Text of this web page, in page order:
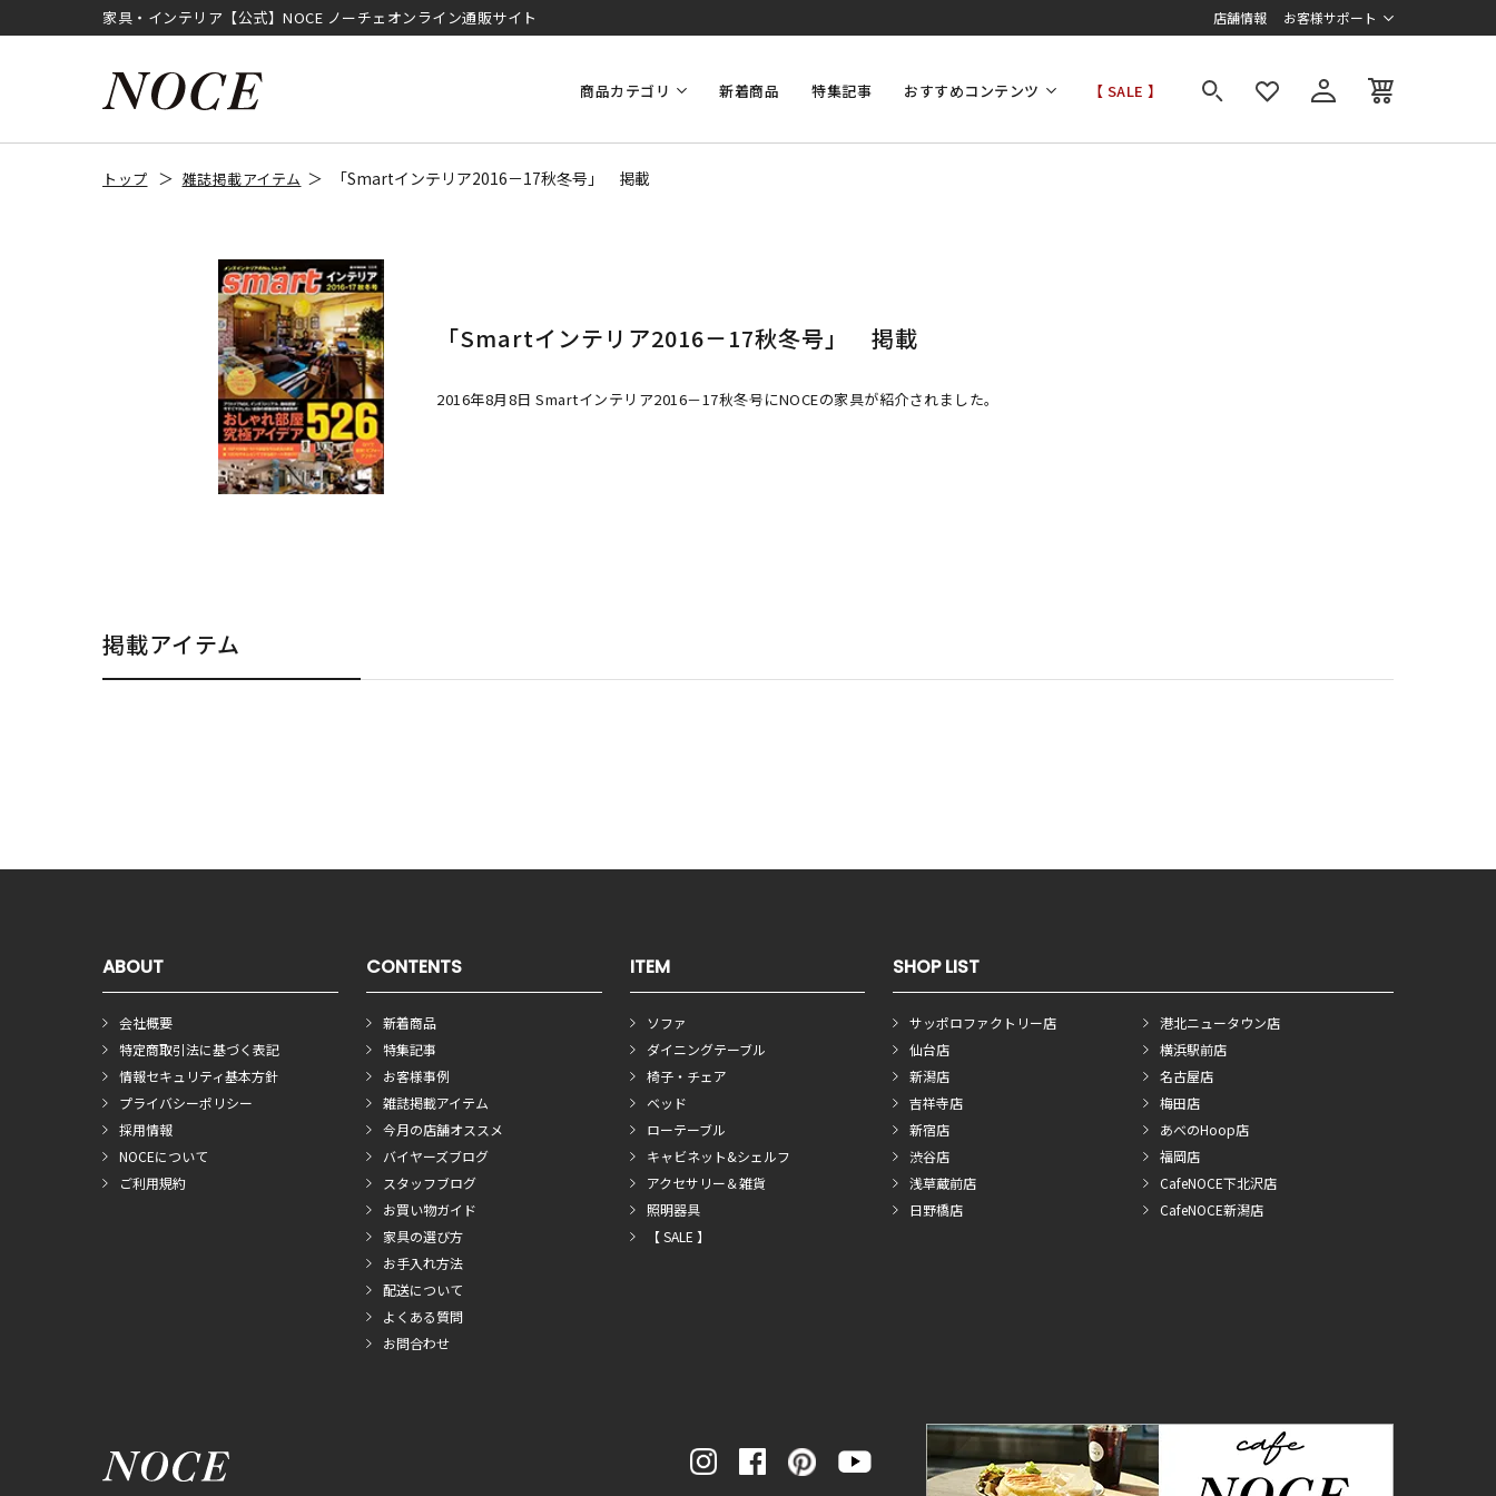
家具・インテリア【公式】NOCE ノーチェオンライン通販サイト 店舗情報 お客様サポート
商品カテゴリ 新着商品 特集記事 おすすめコンテンツ 【 SALE 】
トップ 雑誌掲載アイテム 「Smartインテリア2016－17秋冬号」 掲載
「Smartインテリア2016－17秋冬号」 掲載
2016年8月8日 Smartインテリア2016－17秋冬号にNOCEの家具が紹介されました。
掲載アイテム
ABOUT
会社概要
特定商取引法に基づく表記
情報セキュリティ基本方針
プライバシーポリシー
採用情報
NOCEについて
ご利用規約
CONTENTS
新着商品
特集記事
お客様事例
雑誌掲載アイテム
今月の店舗オススメ
バイヤーズブログ
スタッフブログ
お買い物ガイド
家具の選び方
お手入れ方法
配送について
よくある質問
お問合わせ
ITEM
ソファ
ダイニングテーブル
椅子・チェア
ベッド
ローテーブル
キャビネット&シェルフ
アクセサリー＆雑貨
照明器具
【 SALE 】
SHOP LIST
サッポロファクトリー店
仙台店
新潟店
吉祥寺店
新宿店
渋谷店
浅草蔵前店
日野橋店
港北ニュータウン店
横浜駅前店
名古屋店
梅田店
あべのHoop店
福岡店
CafeNOCE下北沢店
CafeNOCE新潟店